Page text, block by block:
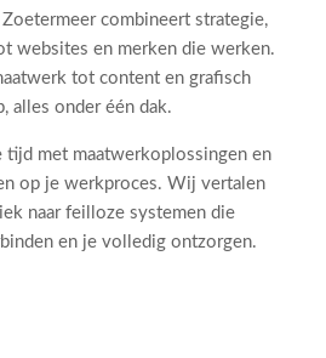
combineert strategie,
websites en merken die werken.
tot content en grafisch
alles onder één dak.
tijd met maatwerkoplossingen en
op je werkproces. Wij vertalen
naar feilloze systemen die
en je volledig ontzorgen.